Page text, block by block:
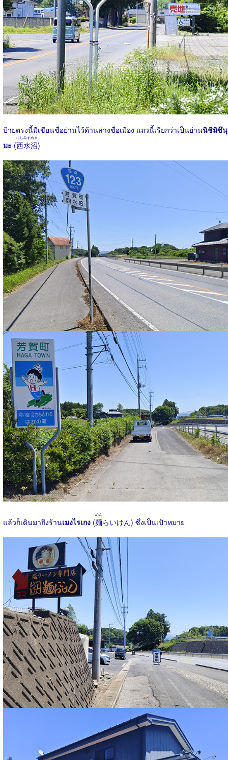
ป้ายตรงนี้มีเขียนชื่อย่านไว้ด้านล่างชื่อเมือง แถวนี้เรียกว่าเป็นย่านนิชิมิซึนุ
มะ (西水沼
にしみずぬま
)
แล้วก็เดินมาถึงร้านเมงไรเกง (麺
めん
らいけん) ซึ่งเป็นเป้าหมาย